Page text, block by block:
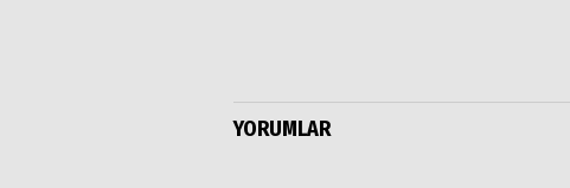
YORUMLAR